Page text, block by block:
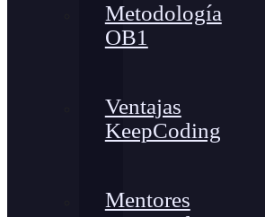
Metodología
OB1
Ventajas
KeepCoding
Mentores